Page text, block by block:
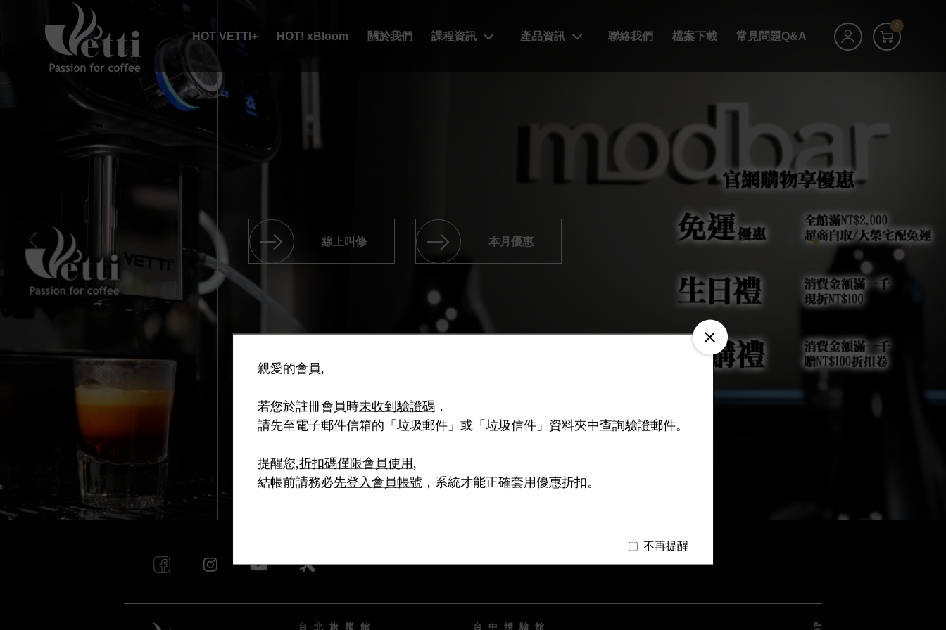
0
HOT VETTI+ HOT! xBloom 關於我們 課程資訊 產品資訊 聯絡我們 檔案下載 常見問題Q&A
親愛的會員,
若您於註冊會員時未收到驗證碼 ，
請先至電子郵件信箱的「垃圾郵件」或「垃圾信件」資料夾中查詢驗證郵件。
提醒您,折扣碼僅限會員使用 ,
結帳前請務必先登入會員帳號 ，系統才能正確套用優惠折扣。
不再提醒
線上叫修 本月優惠
台北旗艦館 台中體驗館